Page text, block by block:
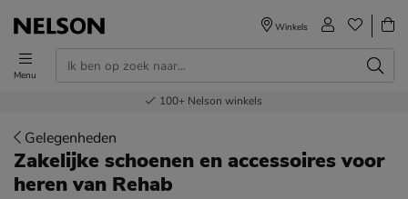
Menu
Winkels
Voor 23.00u besteld,volgende dag in huis
Gratisverzending en retour
Bestel nu,betaal later
100+ Nelson winkels
Gelegenheden
Zakelijke schoenen en accessoires voor
herenvan Rehab